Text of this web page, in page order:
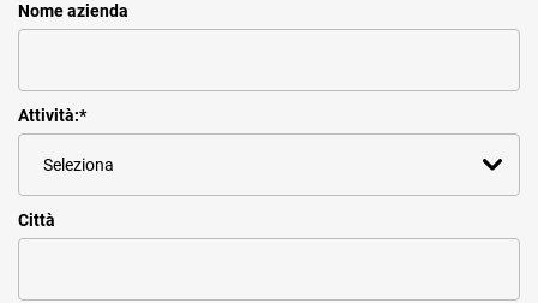
Nome azienda
Attività:*
Città